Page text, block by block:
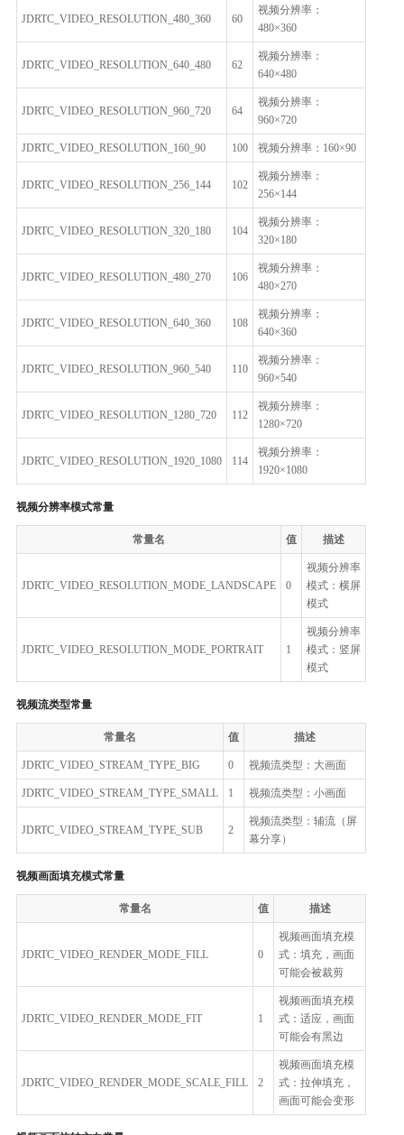
JDRTC_VIDEO_RESOLUTION_480_360 60
视频分辨率：
480×360
JDRTC_VIDEO_RESOLUTION_640_480 62
视频分辨率：
640×480
JDRTC_VIDEO_RESOLUTION_960_720 64
视频分辨率：
960×720
JDRTC_VIDEO_RESOLUTION_160_90 100 视频分辨率：160×90
JDRTC_VIDEO_RESOLUTION_256_144 102
视频分辨率：
256×144
JDRTC_VIDEO_RESOLUTION_320_180 104
视频分辨率：
320×180
JDRTC_VIDEO_RESOLUTION_480_270 106
视频分辨率：
480×270
JDRTC_VIDEO_RESOLUTION_640_360 108
视频分辨率：
640×360
JDRTC_VIDEO_RESOLUTION_960_540 110
视频分辨率：
960×540
JDRTC_VIDEO_RESOLUTION_1280_720 112
视频分辨率：
1280×720
JDRTC_VIDEO_RESOLUTION_1920_1080 114
视频分辨率：
1920×1080
视频分辨率模式常量
常量名 值 描述
JDRTC_VIDEO_RESOLUTION_MODE_LANDSCAPE 0
视频分辨率
模式：横屏
模式
JDRTC_VIDEO_RESOLUTION_MODE_PORTRAIT 1
视频分辨率
模式：竖屏
模式
视频流类型常量
常量名 值 描述
JDRTC_VIDEO_STREAM_TYPE_BIG 0 视频流类型：大画面
JDRTC_VIDEO_STREAM_TYPE_SMALL 1 视频流类型：小画面
JDRTC_VIDEO_STREAM_TYPE_SUB 2
视频流类型：辅流（屏
幕分享）
视频画面填充模式常量
常量名 值 描述
JDRTC_VIDEO_RENDER_MODE_FILL 0
视频画面填充模
式：填充，画面
可能会被裁剪
JDRTC_VIDEO_RENDER_MODE_FIT 1
视频画面填充模
式：适应，画面
可能会有黑边
JDRTC_VIDEO_RENDER_MODE_SCALE_FILL 2
视频画面填充模
式：拉伸填充，
画面可能会变形